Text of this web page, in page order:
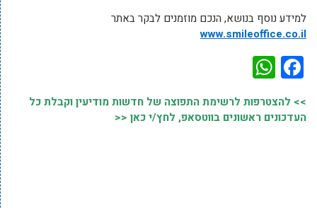
למידע נוסף בנושא, הנכם מוזמנים לבקר באתר
www.smileoffice.co.il
Facebook
>> להצטרפות לרשימת התפוצה של חדשות מודיעין וקבלת כל
העדכונים ראשונים בווטסאפ, לחץ/י כאן <<